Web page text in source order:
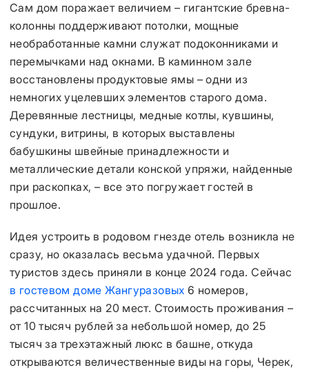
Сам дом поражает величием – гигантские бревна-
колонны поддерживают потолки, мощные
необработанные камни служат подоконниками и
перемычками над окнами. В каминном зале
восстановлены продуктовые ямы – одни из
немногих уцелевших элементов старого дома.
Деревянные лестницы, медные котлы, кувшины,
сундуки, витрины, в которых выставлены
бабушкины швейные принадлежности и
металлические детали конской упряжи, найденные
при раскопках, – все это погружает гостей в
прошлое.
Идея устроить в родовом гнезде отель возникла не
сразу, но оказалась весьма удачной. Первых
туристов здесь приняли в конце 2024 года. Сейчас
в гостевом доме Жангуразовых 6 номеров,
рассчитанных на 20 мест. Стоимость проживания –
от 10 тысяч рублей за небольшой номер, до 25
тысяч за трехэтажный люкс в башне, откуда
открываются величественные виды на горы, Черек,